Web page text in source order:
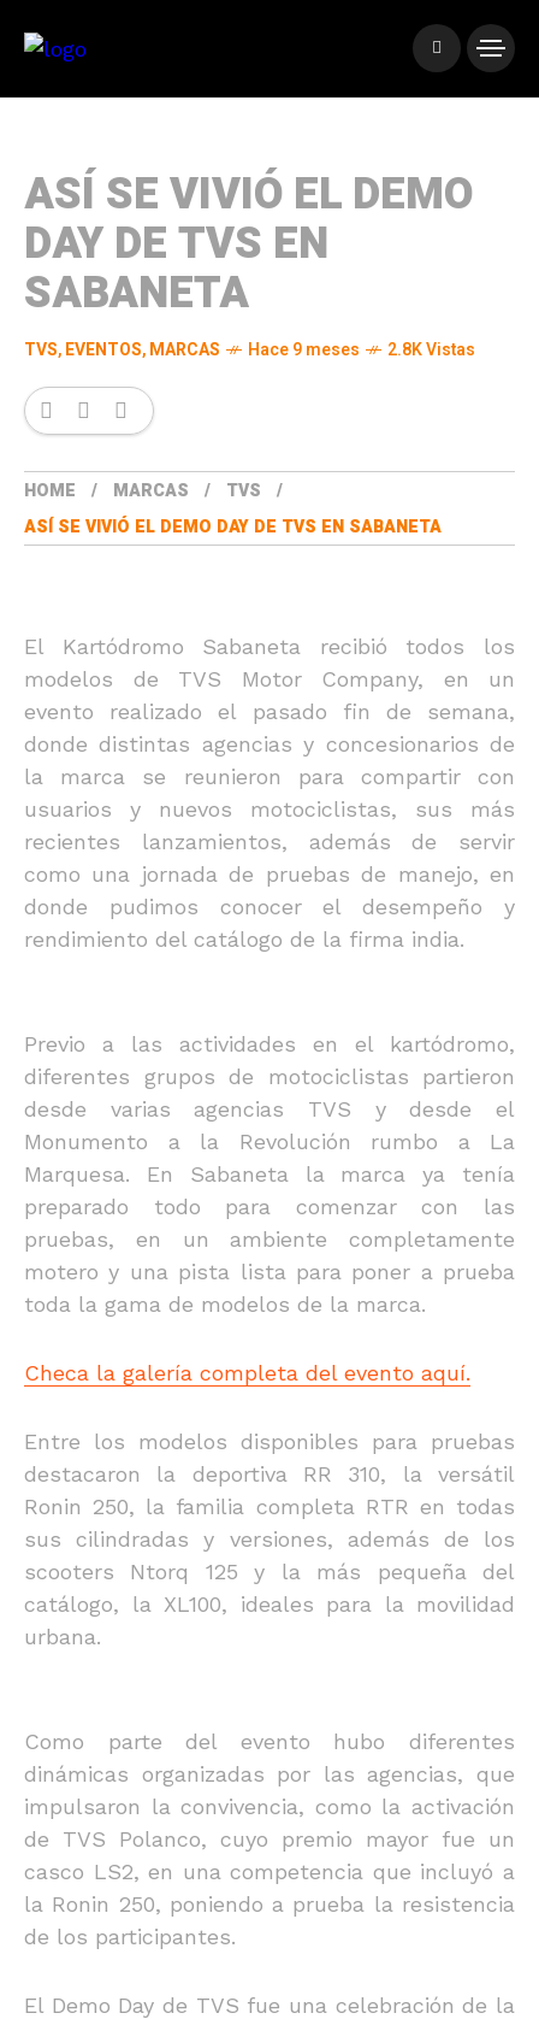
ASÍ SE VIVIÓ EL DEMO
DAY DE TVS EN
SABANETA
TVS,EVENTOS,MARCAS Hace 9 meses 2.8K Vistas
HOME MARCAS
TVS
ASÍ SE VIVIÓ EL DEMO DAY DE TVS EN SABANETA
El Kartódromo Sabaneta recibió todos los
modelos de TVS Motor Company, en un
evento realizado el pasado fin de semana,
donde distintas agencias y concesionarios de
la marca se reunieron para compartir con
usuarios y nuevos motociclistas, sus más
recientes lanzamientos, además de servir
como una jornada de pruebas de manejo, en
donde pudimos conocer el desempeño y
rendimiento del catálogo de la firma india.
Previo a las actividades en el kartódromo,
diferentes grupos de motociclistas partieron
desde varias agencias TVS y desde el
Monumento a la Revolución rumbo a La
Marquesa. En Sabaneta la marca ya tenía
preparado todo para comenzar con las
pruebas, en un ambiente completamente
motero y una pista lista para poner a prueba
toda la gama de modelos de la marca.
Checa la galería completa del evento aquí.
Entre los modelos disponibles para pruebas
destacaron la deportiva RR 310, la versátil
Ronin 250, la familia completa RTR en todas
sus cilindradas y versiones, además de los
scooters Ntorq 125 y la más pequeña del
catálogo, la XL100, ideales para la movilidad
urbana.
Como parte del evento hubo diferentes
dinámicas organizadas por las agencias, que
impulsaron la convivencia, como la activación
de TVS Polanco, cuyo premio mayor fue un
casco LS2, en una competencia que incluyó a
la Ronin 250, poniendo a prueba la resistencia
de los participantes.
El Demo Day de TVS fue una celebración de la